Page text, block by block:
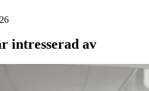
intresserad av